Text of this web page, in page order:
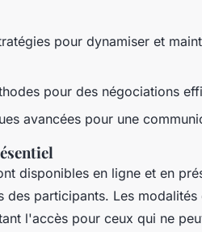
pour dynamiser et
pour des négociations
avancées pour une
disponibles en ligne et en
participants. Les modalités
l'accès pour ceux qui ne